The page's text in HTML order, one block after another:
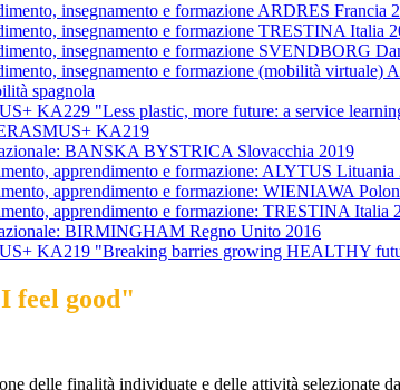
insegnamento e formazione ARDRES Francia
insegnamento e formazione TRESTINA Italia
insegnamento e formazione SVENDBORG
insegnamento e formazione (mobilità virtuale)
spagnola
KA229 "Less plastic, more future: a service
KA219
BANSKA BYSTRICA Slovacchia 2019
apprendimento e formazione: ALYTUS Lituania
apprendimento e formazione: WIENIAWA
apprendimento e formazione: TRESTINA Italia
BIRMINGHAM Regno Unito 2016
KA219 "Breaking barries growing HEALTHY
feel good"
delle finalità individuate e delle attività selezionate